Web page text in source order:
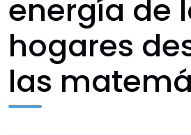
energía de
hogares
las